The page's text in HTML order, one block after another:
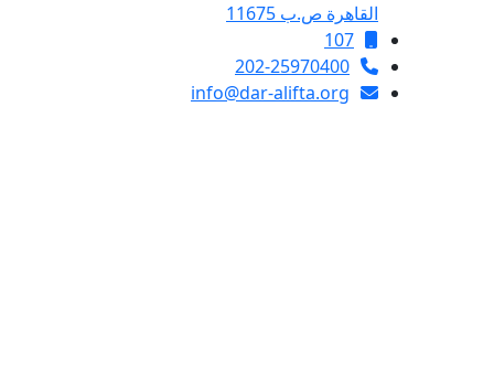
القاهرة ص.ب 11675
107
202-25970400
info@dar-alifta.org